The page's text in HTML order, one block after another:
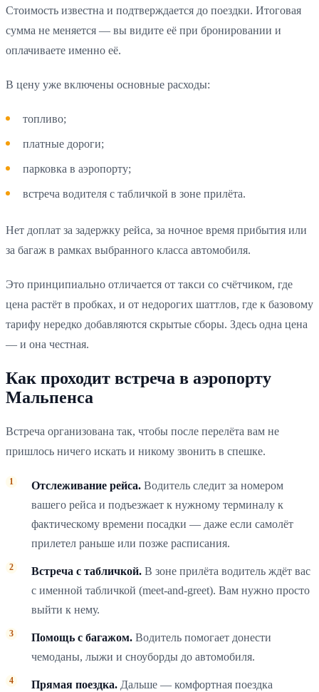
Стоимость известна и подтверждается до поездки. Итоговая
сумма не меняется — вы видите её при бронировании и
оплачиваете именно её.
В цену уже включены основные расходы:
топливо;
платные дороги;
парковка в аэропорту;
встреча водителя с табличкой в зоне прилёта.
Нет доплат за задержку рейса, за ночное время прибытия или
за багаж в рамках выбранного класса автомобиля.
Это принципиально отличается от такси со счётчиком, где
цена растёт в пробках, и от недорогих шаттлов, где к базовому
тарифу нередко добавляются скрытые сборы. Здесь одна цена
— и она честная.
Как проходит встреча в аэропорту
Мальпенса
Встреча организована так, чтобы после перелёта вам не
пришлось ничего искать и никому звонить в спешке.
Отслеживание рейса. Водитель следит за номером
вашего рейса и подъезжает к нужному терминалу к
фактическому времени посадки — даже если самолёт
прилетел раньше или позже расписания.
Встреча с табличкой. В зоне прилёта водитель ждёт вас
с именной табличкой (meet-and-greet). Вам нужно просто
выйти к нему.
Помощь с багажом. Водитель помогает донести
чемоданы, лыжи и сноуборды до автомобиля.
Прямая поездка. Дальше — комфортная поездка